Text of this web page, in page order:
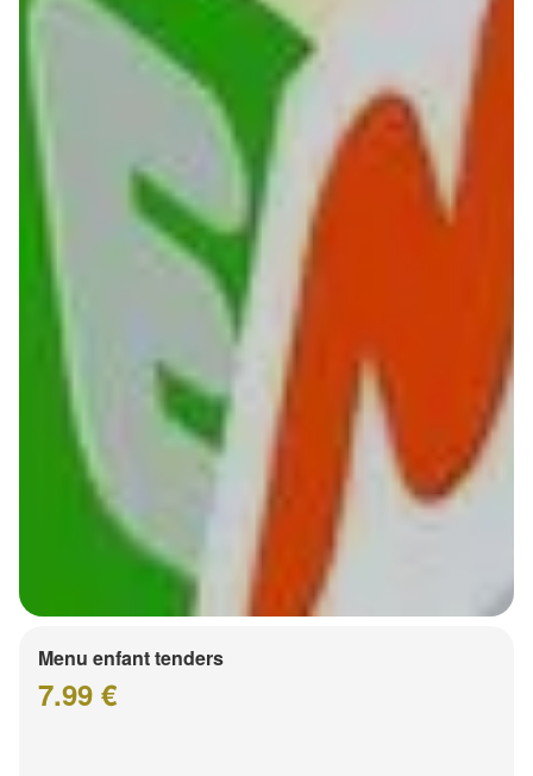
Menu enfant tenders
7.99 €